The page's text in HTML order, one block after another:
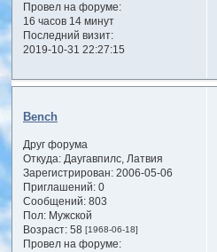
Провел на форуме:
16 часов 14 минут
Последний визит:
2019-10-31 22:27:15
Bench
Друг форума
Откуда:Даугавпилс, Латвия
Зарегистрирован: 2006-05-06
Приглашений:0
Сообщений:803
Пол:Мужской
Возраст:58 [1968-06-18]
Провел на форуме: